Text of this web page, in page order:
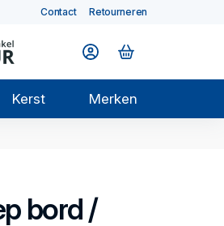
Contact Retourneren
Kerst Merken
bord /